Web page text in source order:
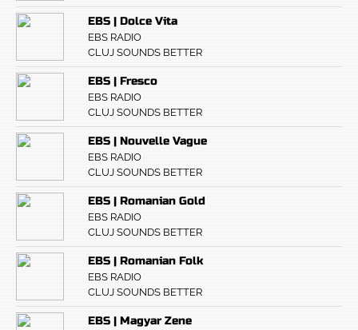
EBS | Dolce Vita
EBS RADIO
CLUJ SOUNDS BETTER
EBS | Fresco
EBS RADIO
CLUJ SOUNDS BETTER
EBS | Nouvelle Vague
EBS RADIO
CLUJ SOUNDS BETTER
EBS | Romanian Gold
EBS RADIO
CLUJ SOUNDS BETTER
EBS | Romanian Folk
EBS RADIO
CLUJ SOUNDS BETTER
EBS | Magyar Zene